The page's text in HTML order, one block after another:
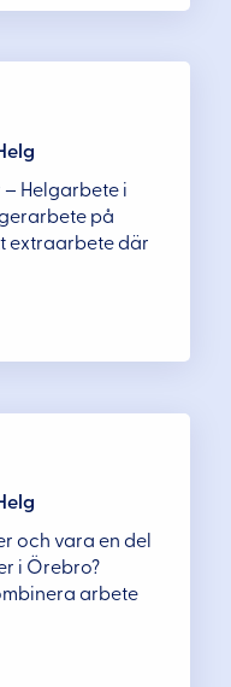
– Helgarbete i
på
extraarbete där
och vara en del
i Örebro?
arbete